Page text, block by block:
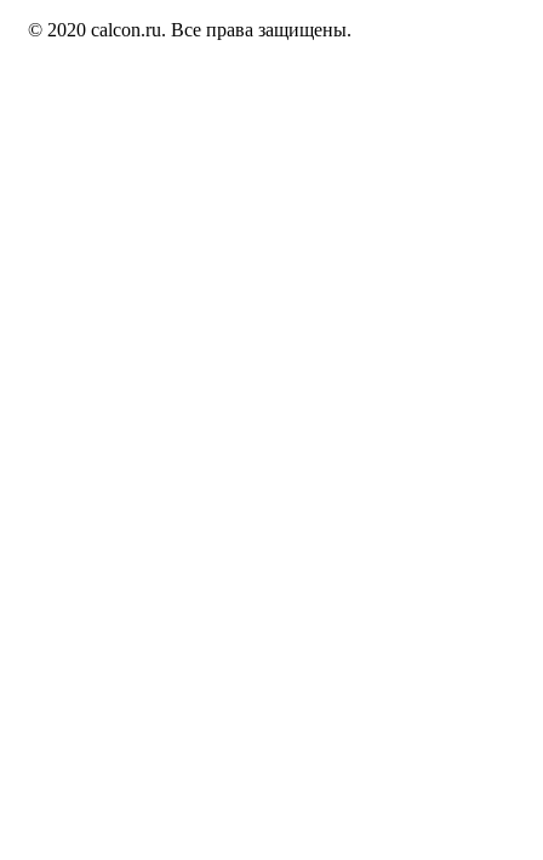
© 2020 calcon.ru. Все права защищены.